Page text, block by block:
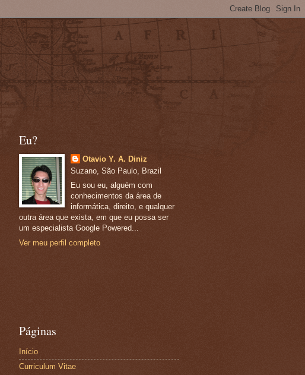
Eu?
Otavio Y. A. Diniz
Suzano, São Paulo, Brazil
Eu sou eu, alguém com
conhecimentos da área de
informática, direito, e qualquer
outra área que exista, em que eu possa ser
um especialista Google Powered...
Ver meu perfil completo
Páginas
Início
Curriculum Vitae